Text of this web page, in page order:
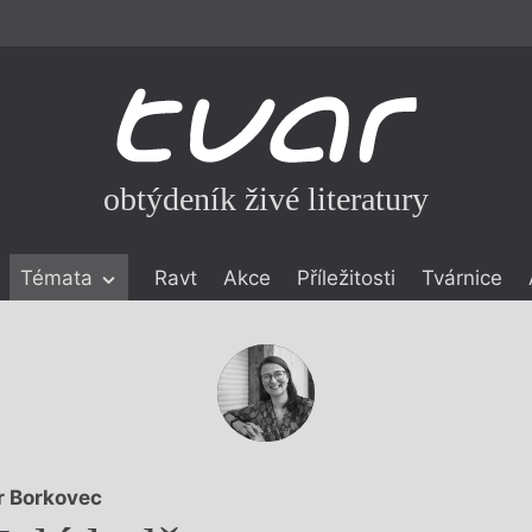
obtýdeník živé literatury
Témata Ravt Akce Příležitosti Tvárnice
Borkovec